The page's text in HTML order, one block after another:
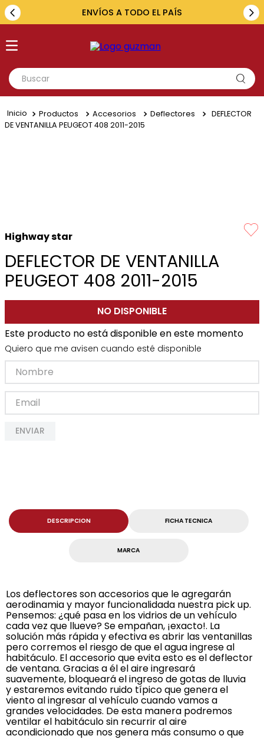
ENVÍOS A TODO EL PAÍS
Buscar
1.
toyota
Productos Accesorios Deflectores
DEFLECTOR
DE VENTANILLA PEUGEOT 408 2011-2015
Highway star
DEFLECTOR DE VENTANILLA
PEUGEOT 408 2011-2015
NO DISPONIBLE
Este producto no está disponible en este momento
Quiero que me avisen cuando esté disponible
ENVIAR
DESCRIPCION FICHA TECNICA
MARCA
Los deflectores son accesorios que le agregarán
aerodinamia y mayor funcionalidada nuestra pick up.
Pensemos: ¿qué pasa en los vidrios de un vehículo
cada vez que llueve? Se empañan, ¡exacto!. La
solución más rápida y efectiva es abrir las ventanillas
pero corremos el riesgo de que el agua ingrese al
habitáculo. El accesorio que evita esto es el deflector
de ventana. Gracias a él el aire ingresará
suavemente, bloqueará el ingreso de gotas de lluvia
y estaremos evitando ruido típico que genera el
viento al ingresar al vehículo cuando vamos a
grandes velocidades. De esta manera podremos
ventilar el habitáculo sin recurrir al aire
acondicionado que nos genera más consumo o que